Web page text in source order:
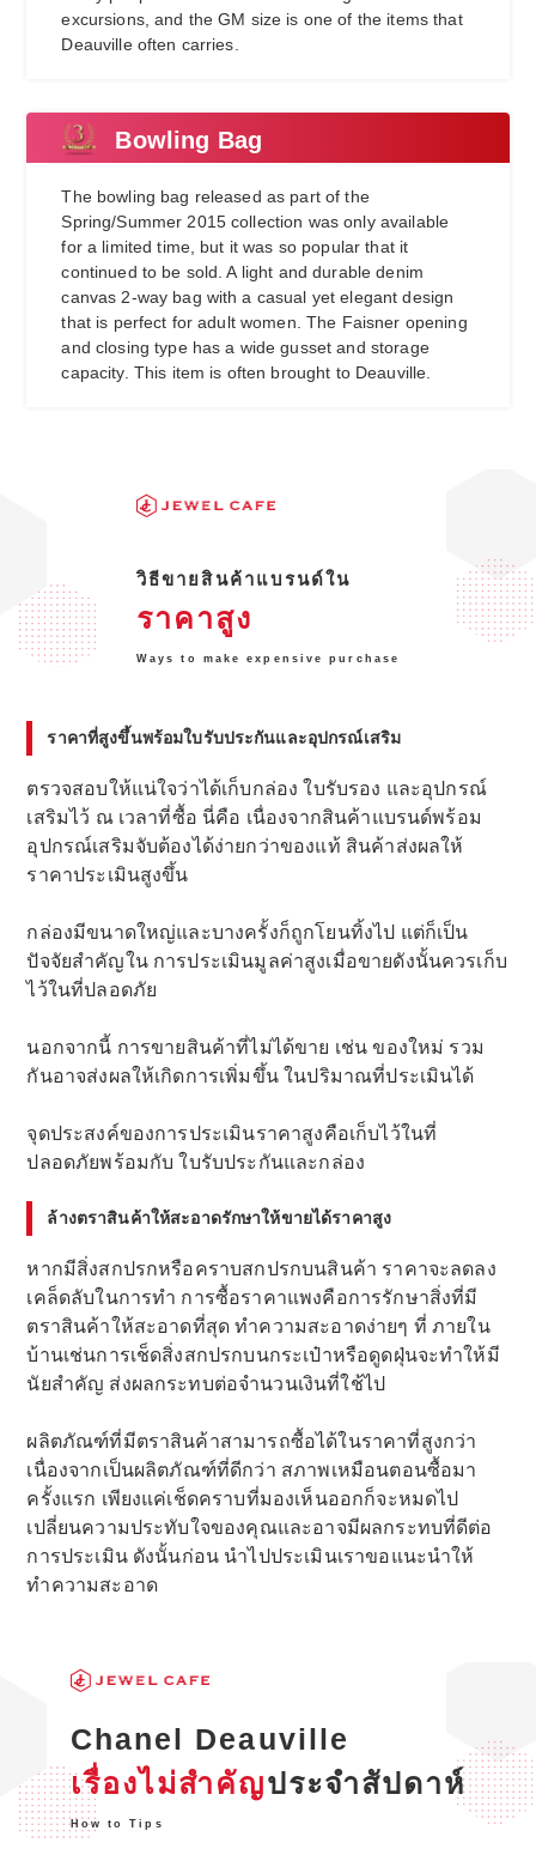
excursions, and the GM size is one of the items that
Deauville often carries.
Bowling Bag
The bowling bag released as part of the
Spring/Summer 2015 collection was only available
for a limited time, but it was so popular that it
continued to be sold. A light and durable denim
canvas 2-way bag with a casual yet elegant design
that is perfect for adult women. The Faisner opening
and closing type has a wide gusset and storage
capacity. This item is often brought to Deauville.
วิธีขายสินค้าแบรนด์ใน
ราคาสูง
Ways to make expensive purchase
ราคาที่สูงขึ้นพร้อมใบรับประกันและอุปกรณ์เสริม
ตรวจสอบให้แน่ใจว่าได้เก็บกล่อง ใบรับรอง และอุปกรณ์
เสริมไว้ ณ เวลาที่ซื้อ นี่คือ เนื่องจากสินค้าแบรนด์พร้อม
อุปกรณ์เสริมจับต้องได้ง่ายกว่าของแท้ สินค้าส่งผลให้
ราคาประเมินสูงขึ้น
กล่องมีขนาดใหญ่และบางครั้งก็ถูกโยนทิ้งไป แต่ก็เป็น
ปัจจัยสำคัญใน การประเมินมูลค่าสูงเมื่อขายดังนั้นควรเก็บ
ไว้ในที่ปลอดภัย
นอกจากนี้ การขายสินค้าที่ไม่ได้ขาย เช่น ของใหม่ รวม
กันอาจส่งผลให้เกิดการเพิ่มขึ้น ในปริมาณที่ประเมินได้
จุดประสงค์ของการประเมินราคาสูงคือเก็บไว้ในที่
ปลอดภัยพร้อมกับ ใบรับประกันและกล่อง
ล้างตราสินค้าให้สะอาดรักษาให้ขายได้ราคาสูง
หากมีสิ่งสกปรกหรือคราบสกปรกบนสินค้า ราคาจะลดลง
เคล็ดลับในการทำ การซื้อราคาแพงคือการรักษาสิ่งที่มี
ตราสินค้าให้สะอาดที่สุด ทำความสะอาดง่ายๆ ที่ ภายใน
บ้านเช่นการเช็ดสิ่งสกปรกบนกระเป๋าหรือดูดฝุ่นจะทำให้มี
นัยสำคัญ ส่งผลกระทบต่อจำนวนเงินที่ใช้ไป
ผลิตภัณฑ์ที่มีตราสินค้าสามารถซื้อได้ในราคาที่สูงกว่า
เนื่องจากเป็นผลิตภัณฑ์ที่ดีกว่า สภาพเหมือนตอนซื้อมา
ครั้งแรก เพียงแค่เช็ดคราบที่มองเห็นออกก็จะหมดไป
เปลี่ยนความประทับใจของคุณและอาจมีผลกระทบที่ดีต่อ
การประเมิน ดังนั้นก่อน นำไปประเมินเราขอแนะนำให้
ทำความสะอาด
Chanel Deauville
เรื่องไม่สำคัญประจำสัปดาห์
How to Tips